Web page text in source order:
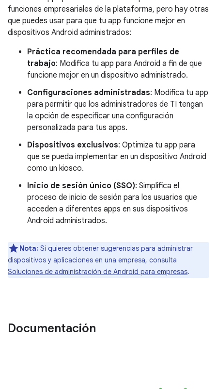
funciones empresariales de la plataforma, pero hay otras
que puedes usar para que tu app funcione mejor en
dispositivos Android administrados:
Práctica recomendada para perfiles de
trabajo: Modifica tu app para Android a fin de que
funcione mejor en un dispositivo administrado.
Configuraciones administradas: Modifica tu app
para permitir que los administradores de TI tengan
la opción de especificar una configuración
personalizada para tus apps.
Dispositivos exclusivos: Optimiza tu app para
que se pueda implementar en un dispositivo Android
como un kiosco.
Inicio de sesión único (SSO): Simplifica el
proceso de inicio de sesión para los usuarios que
acceden a diferentes apps en sus dispositivos
Android administrados.
Nota: Si quieres obtener sugerencias para administrar
dispositivos y aplicaciones en una empresa, consulta
Soluciones de administración de Android para empresas.
Documentación